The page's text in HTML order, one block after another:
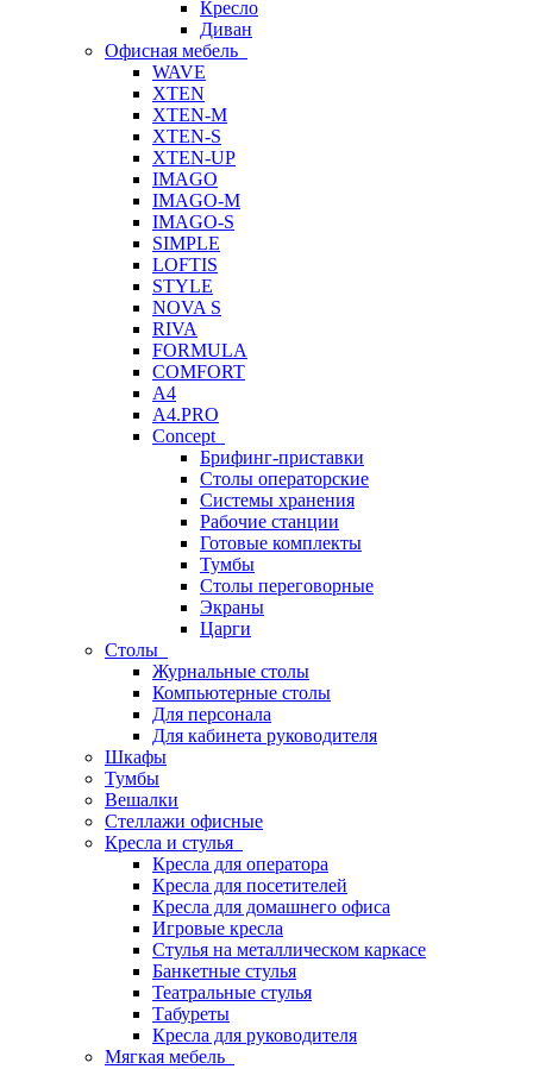
Кресло
Диван
Офисная мебель
WAVE
XTEN
XTEN-M
XTEN-S
XTEN-UP
IMAGO
IMAGO-M
IMAGO-S
SIMPLE
LOFTIS
STYLE
NOVA S
RIVA
FORMULA
COMFORT
A4
A4.PRO
Concept
Брифинг-приставки
Столы операторские
Системы хранения
Рабочие станции
Готовые комплекты
Тумбы
Столы переговорные
Экраны
Царги
Столы
Журнальные столы
Компьютерные столы
Для персонала
Для кабинета руководителя
Шкафы
Тумбы
Вешалки
Стеллажи офисные
Кресла и стулья
Кресла для оператора
Кресла для посетителей
Кресла для домашнего офиса
Игровые кресла
Стулья на металлическом каркасе
Банкетные стулья
Театральные стулья
Табуреты
Кресла для руководителя
Мягкая мебель